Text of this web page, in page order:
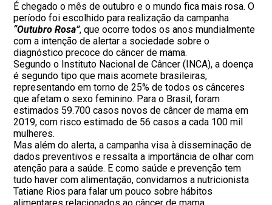
É chegado o mês de outubro e o mundo fica mais rosa. O
período foi escolhido para realização da campanha
“Outubro Rosa”, que ocorre todos os anos mundialmente
com a intenção de alertar a sociedade sobre o
diagnóstico precoce do câncer de mama.
Segundo o Instituto Nacional de Câncer (INCA), a doença
é segundo tipo que mais acomete brasileiras,
representando em torno de 25% de todos os cânceres
que afetam o sexo feminino. Para o Brasil, foram
estimados 59.700 casos novos de câncer de mama em
2019, com risco estimado de 56 casos a cada 100 mil
mulheres.
Mas além do alerta, a campanha visa à disseminação de
dados preventivos e ressalta a importância de olhar com
atenção para a saúde. E como saúde e prevenção tem
tudo haver com alimentação, convidamos a nutricionista
Tatiane Rios para falar um pouco sobre hábitos